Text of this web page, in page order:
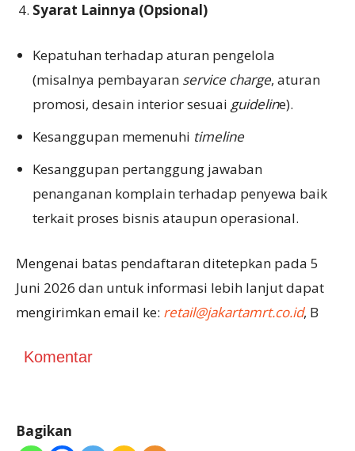
Syarat Lainnya (Opsional)
Kepatuhan terhadap aturan pengelola
(misalnya pembayaran service charge, aturan
promosi, desain interior sesuai guideline).
Kesanggupan memenuhi timeline
Kesanggupan pertanggung jawaban
penanganan komplain terhadap penyewa baik
terkait proses bisnis ataupun operasional.
Mengenai batas pendaftaran ditetepkan pada 5
Juni 2026 dan untuk informasi lebih lanjut dapat
mengirimkan email ke: retail@jakartamrt.co.id, B
Komentar
Bagikan